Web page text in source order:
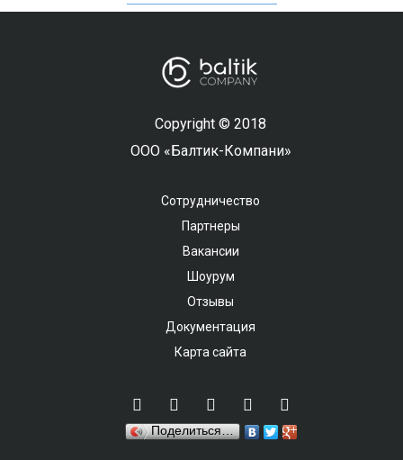
Copyright © 2018
ООО «Балтик-Компани»
Сотрудничество
Партнеры
Вакансии
Шоурум
Отзывы
Документация
Карта сайта
Поделиться…